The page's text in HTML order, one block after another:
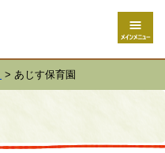
> あじす保育園